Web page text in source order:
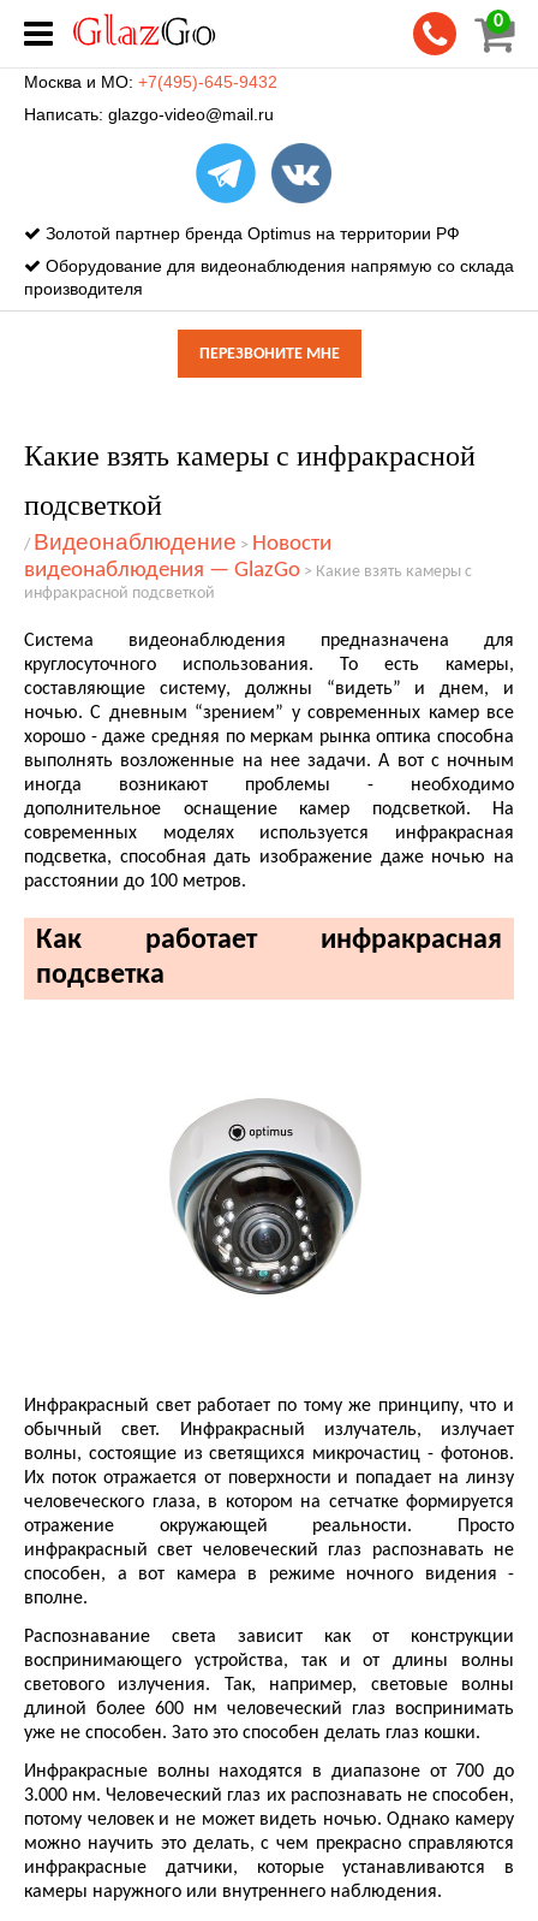
0
Москва и МО: +7(495)-645-9432
Написать: glazgo-video@mail.ru
Золотой партнер бренда Optimus на территории РФ
Оборудование для видеонаблюдения напрямую со склада
производителя
ПЕРЕЗВОНИТЕ МНЕ
Какие взять камеры с инфракрасной
подсветкой
/ Видеонаблюдение > Новости
видеонаблюдения — GlazGo > Какие взять камеры с
инфракрасной подсветкой
Система видеонаблюдения предназначена для
круглосуточного использования. То есть камеры,
составляющие систему, должны “видеть” и днем, и
ночью. С дневным “зрением” у современных камер все
хорошо - даже средняя по меркам рынка оптика способна
выполнять возложенные на нее задачи. А вот с ночным
иногда возникают проблемы - необходимо
дополнительное оснащение камер подсветкой. На
современных моделях используется инфракрасная
подсветка, способная дать изображение даже ночью на
расстоянии до 100 метров.
Как работает инфракрасная
подсветка
Инфракрасный свет работает по тому же принципу, что и
обычный свет. Инфракрасный излучатель, излучает
волны, состоящие из светящихся микрочастиц - фотонов.
Их поток отражается от поверхности и попадает на линзу
человеческого глаза, в котором на сетчатке формируется
отражение окружающей реальности. Просто
инфракрасный свет человеческий глаз распознавать не
способен, а вот камера в режиме ночного видения -
вполне.
Распознавание света зависит как от конструкции
воспринимающего устройства, так и от длины волны
светового излучения. Так, например, световые волны
длиной более 600 нм человеческий глаз воспринимать
уже не способен. Зато это способен делать глаз кошки.
Инфракрасные волны находятся в диапазоне от 700 до
3.000 нм. Человеческий глаз их распознавать не способен,
потому человек и не может видеть ночью. Однако камеру
можно научить это делать, с чем прекрасно справляются
инфракрасные датчики, которые устанавливаются в
камеры наружного или внутреннего наблюдения.